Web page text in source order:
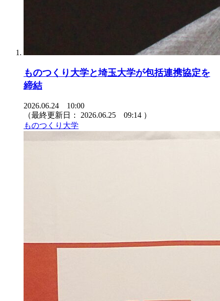
ものつくり大学と埼玉大学が包括連携協定を
締結
2026.06.24 10:00
（最終更新日： 2026.06.25 09:14 ）
ものつくり大学